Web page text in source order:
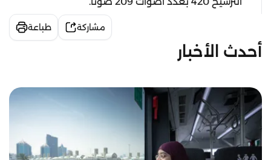
مشاركة طباعة
أحدث الأخبار